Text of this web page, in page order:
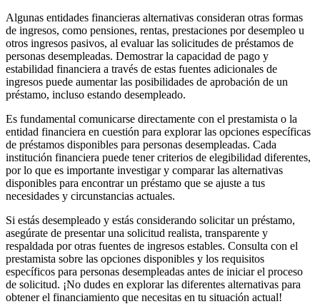
Algunas entidades financieras alternativas consideran otras formas
de ingresos, como pensiones, rentas, prestaciones por desempleo u
otros ingresos pasivos, al evaluar las solicitudes de préstamos de
personas desempleadas. Demostrar la capacidad de pago y
estabilidad financiera a través de estas fuentes adicionales de
ingresos puede aumentar las posibilidades de aprobación de un
préstamo, incluso estando desempleado.
Es fundamental comunicarse directamente con el prestamista o la
entidad financiera en cuestión para explorar las opciones específicas
de préstamos disponibles para personas desempleadas. Cada
institución financiera puede tener criterios de elegibilidad diferentes,
por lo que es importante investigar y comparar las alternativas
disponibles para encontrar un préstamo que se ajuste a tus
necesidades y circunstancias actuales.
Si estás desempleado y estás considerando solicitar un préstamo,
asegúrate de presentar una solicitud realista, transparente y
respaldada por otras fuentes de ingresos estables. Consulta con el
prestamista sobre las opciones disponibles y los requisitos
específicos para personas desempleadas antes de iniciar el proceso
de solicitud. ¡No dudes en explorar las diferentes alternativas para
obtener el financiamiento que necesitas en tu situación actual!